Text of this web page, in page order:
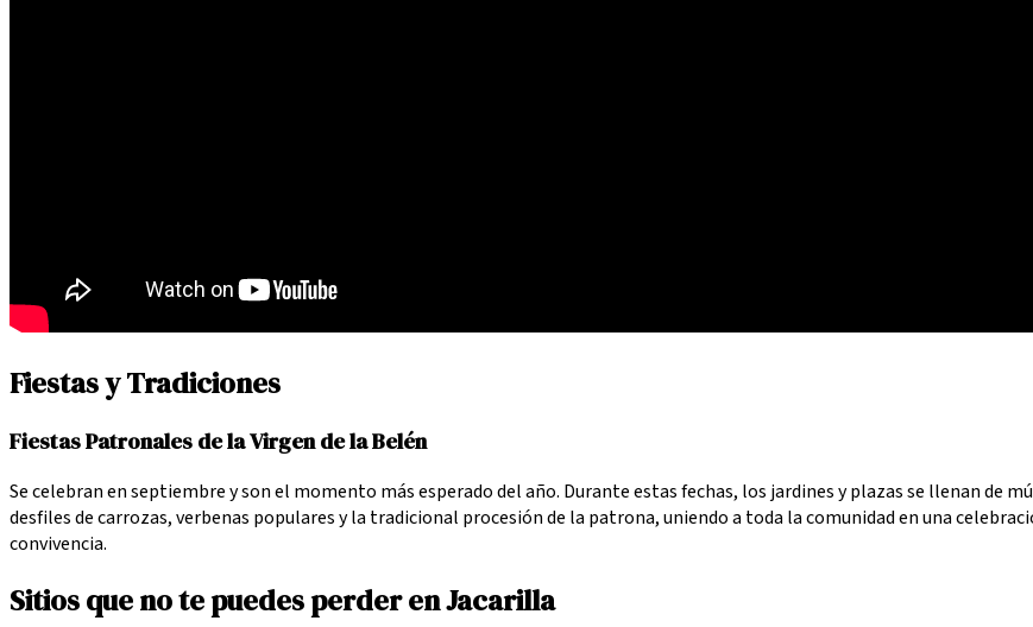
Fiestas y Tradiciones
Fiestas Patronales de la Virgen de la Belén
Se celebran en septiembre y son el momento más esperado del año. Durante estas fechas, los jardines y plazas se llenan de
desfiles de carrozas, verbenas populares y la tradicional procesión de la patrona, uniendo a toda la comunidad en una
convivencia.
Sitios que no te puedes perder en Jacarilla